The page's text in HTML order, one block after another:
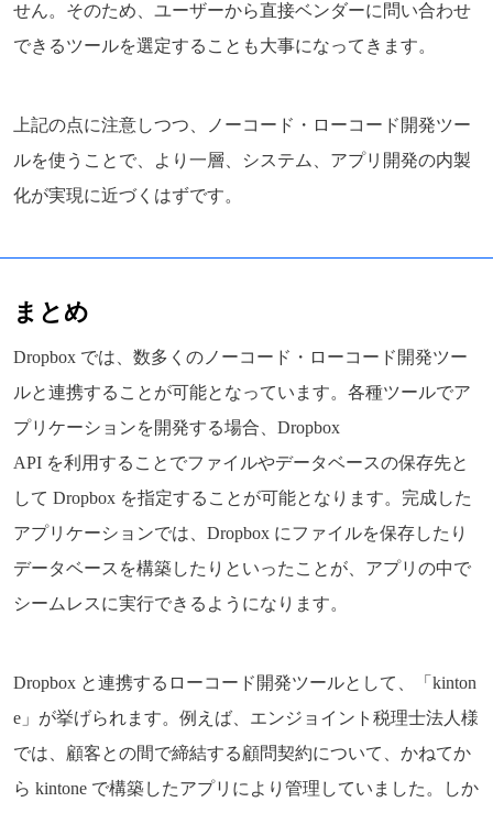
せん。そのため、ユーザーから直接ベンダーに問い合わせ
できるツールを選定することも大事になってきます。
上記の点に注意しつつ、ノーコード・ローコード開発ツー
ルを使うことで、より一層、システム、アプリ開発の内製
化が実現に近づくはずです。
まとめ
Dropbox では、数多くのノーコード・ローコード開発ツー
ルと連携することが可能となっています。各種ツールでア
プリケーションを開発する場合、Dropbox
API を利用することでファイルやデータベースの保存先と
して Dropbox を指定することが可能となります。完成した
アプリケーションでは、Dropbox にファイルを保存したり
データベースを構築したりといったことが、アプリの中で
シームレスに実行できるようになります。
Dropbox と連携するローコード開発ツールとして、「kinton
e」が挙げられます。例えば、エンジョイント税理士法人様
では、顧客との間で締結する顧問契約について、かねてか
ら kintone で構築したアプリにより管理していました。しか